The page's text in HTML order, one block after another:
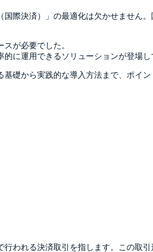
国際決済）」の最適化は欠かせません
が必要でした。
に運用できるソリューションが登場し
礎から実践的な導入方法まで、ポイ
われる決済取引を指します。この取